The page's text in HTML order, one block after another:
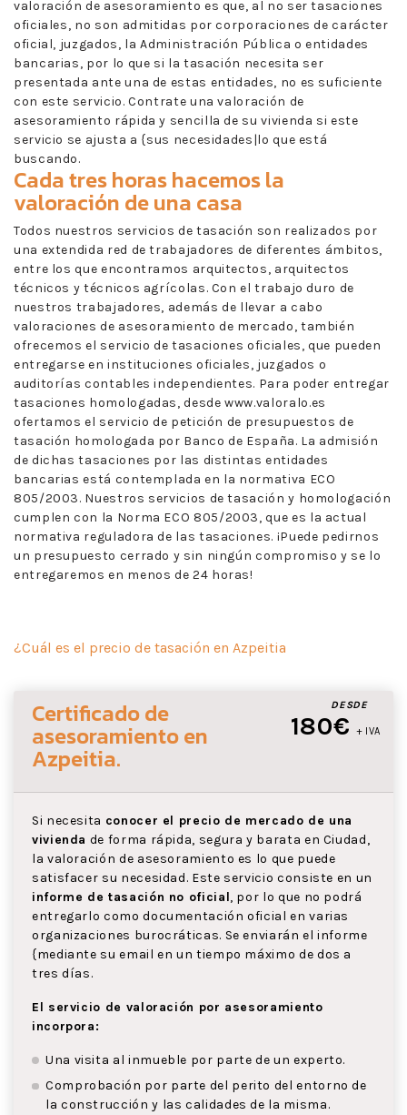
valoración de asesoramiento es que, al no ser tasaciones
oficiales, no son admitidas por corporaciones de carácter
oficial, juzgados, la Administración Pública o entidades
bancarias, por lo que si la tasación necesita ser
presentada ante una de estas entidades, no es suficiente
con este servicio. Contrate una valoración de
asesoramiento rápida y sencilla de su vivienda si este
servicio se ajusta a {sus necesidades|lo que está
buscando.
Cada tres horas hacemos la
valoración de una casa
Todos nuestros servicios de tasación son realizados por
una extendida red de trabajadores de diferentes ámbitos,
entre los que encontramos arquitectos, arquitectos
técnicos y técnicos agrícolas. Con el trabajo duro de
nuestros trabajadores, además de llevar a cabo
valoraciones de asesoramiento de mercado, también
ofrecemos el servicio de tasaciones oficiales, que pueden
entregarse en instituciones oficiales, juzgados o
auditorías contables independientes. Para poder entregar
tasaciones homologadas, desde www.valoralo.es
ofertamos el servicio de petición de presupuestos de
tasación homologada por Banco de España. La admisión
de dichas tasaciones por las distintas entidades
bancarias está contemplada en la normativa ECO
805/2003. Nuestros servicios de tasación y homologación
cumplen con la Norma ECO 805/2003, que es la actual
normativa reguladora de las tasaciones. ¡Puede pedirnos
un presupuesto cerrado y sin ningún compromiso y se lo
entregaremos en menos de 24 horas!
¿Cuál es el precio de tasación en Azpeitia
DESDE
180€ + IVA
Certificado de
asesoramientoen
Azpeitia.
Si necesita conocer el precio de mercado de una
vivienda de forma rápida, segura y barata en Ciudad,
la valoración de asesoramiento es lo que puede
satisfacer su necesidad. Este servicio consiste en un
informe de tasación no oficial, por lo que no podrá
entregarlo como documentación oficial en varias
organizaciones burocráticas. Se enviarán el informe
{mediante su email en un tiempo máximo de dos a
tres días.
El servicio de valoración por asesoramiento
incorpora:
Una visita al inmueble por parte de un experto.
Comprobación por parte del perito del entorno de
la construcción y las calidades de la misma.